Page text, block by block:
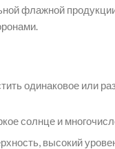
флажной
одинаковое или
солнце и
высокий